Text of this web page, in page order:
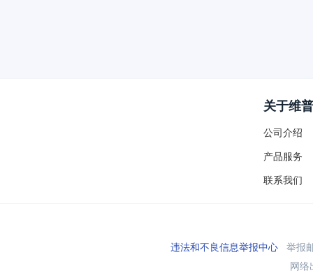
关于维普
公司介绍
产品服务
联系我们
违法和不良信息举报中心举报
网